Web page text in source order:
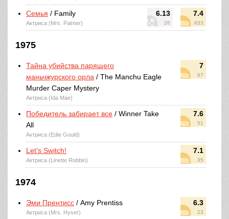
6.13
26
7.4
633
Семья / Family
Актриса (Mrs. Palmer)
1975
7
67
Тайна убийства парящего
маньчжурского орла / The Manchu Eagle
Murder Caper Mystery
Актриса (Ida Mae)
7.6
51
Победитель забирает все / Winner Take
All
Актриса (Edie Gould)
7.1
35
Let's Switch!
Актриса (Linette Robbin)
1974
6.3
23
Эми Прентисс / Amy Prentiss
Актриса (Mrs. Hyser)